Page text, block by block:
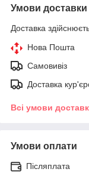
Умови доставки
Доставка
Нова Пошта
Самовивіз
Доставка
Всі умови
Умови оплати
Післяплата